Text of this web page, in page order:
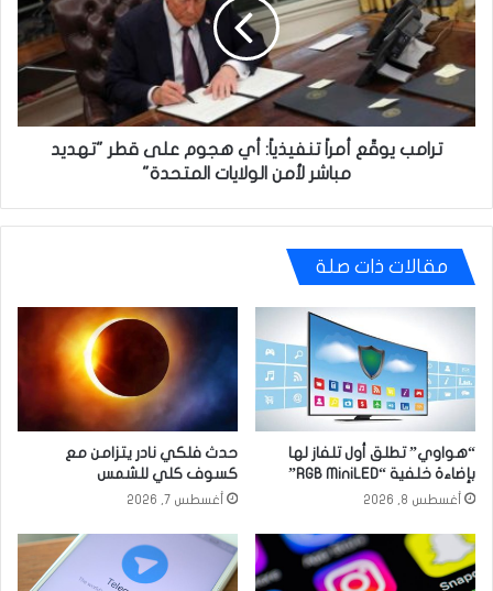
تنفيذياً:
أي
هجوم
على
قطر
"تهديد
مباشرترامب يوقّع أمراً تنفيذياً: أي هجوم على قطر "تهديد
مباشر لأمن الولايات المتحدة"
مقالات ذات صلة
“هواوي” تطلق أول تلفاز لها
بإضاءة خلفية “RGB MiniLED”
أغسطس 8, 2026
حدث فلكي نادر يتزامن مع
كسوف كلي للشمس
أغسطس 7, 2026